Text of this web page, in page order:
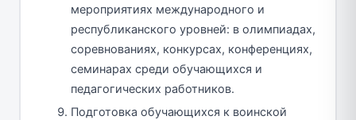
мероприятиях международного и
республиканского уровней: в олимпиадах,
соревнованиях, конкурсах, конференциях,
семинарах среди обучающихся и
педагогических работников.
Подготовка обучающихся к воинской